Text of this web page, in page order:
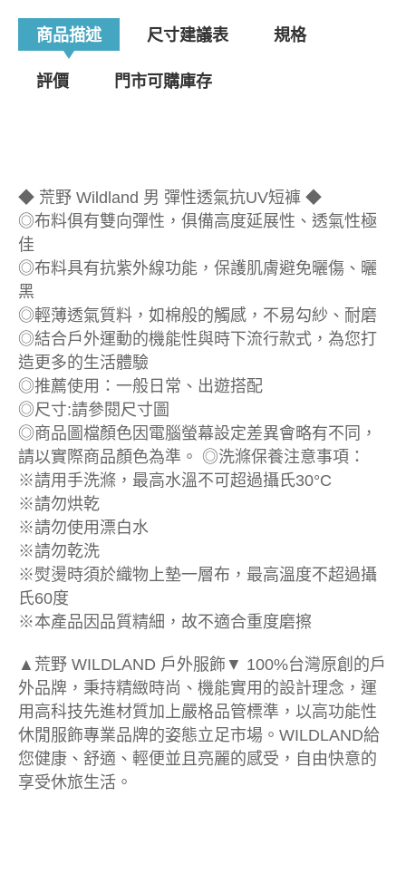
商品描述 尺寸建議表 規格
評價 門市可購庫存
◆ 荒野 Wildland 男 彈性透氣抗UV短褲 ◆
◎布料俱有雙向彈性，俱備高度延展性、透氣性極
佳
◎布料具有抗紫外線功能，保護肌膚避免曬傷、曬
黑
◎輕薄透氣質料，如棉般的觸感，不易勾紗、耐磨
◎結合戶外運動的機能性與時下流行款式，為您打
造更多的生活體驗
◎推薦使用：一般日常、出遊搭配
◎尺寸:請參閱尺寸圖
◎商品圖檔顏色因電腦螢幕設定差異會略有不同，
請以實際商品顏色為準。 ◎洗滌保養注意事項：
※請用手洗滌，最高水溫不可超過攝氏30°C
※請勿烘乾
※請勿使用漂白水
※請勿乾洗
※熨燙時須於織物上墊一層布，最高溫度不超過攝
氏60度
※本產品因品質精細，故不適合重度磨擦
▲荒野 WILDLAND 戶外服飾▼ 100%台灣原創的戶
外品牌，秉持精緻時尚、機能實用的設計理念，運
用高科技先進材質加上嚴格品管標準，以高功能性
休閒服飾專業品牌的姿態立足市場。WILDLAND給
您健康、舒適、輕便並且亮麗的感受，自由快意的
享受休旅生活。